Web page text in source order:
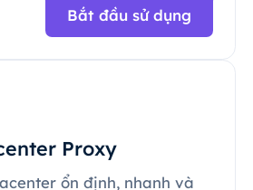
Bắt đầu sử dụng
Proxy
ổn định, nhanh và